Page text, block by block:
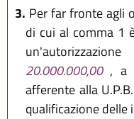
3. Per far fronte agli
di cui al comma 1
20.000.000,00 , a
afferente alla
qualificazione delle